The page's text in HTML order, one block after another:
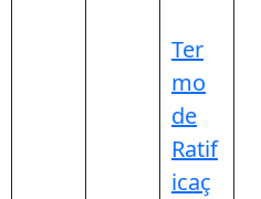
Ter
mo
de
Ratif
icaç